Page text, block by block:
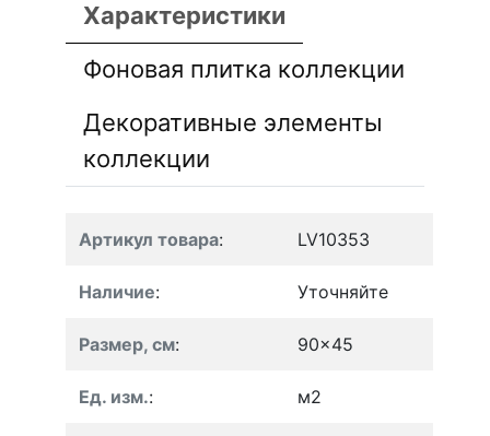
Характеристики
Фоновая плитка коллекции
Декоративные элементы
коллекции
Артикул товара: LV10353
Наличие: Уточняйте
Размер, см: 90x45
Ед. изм.: м2